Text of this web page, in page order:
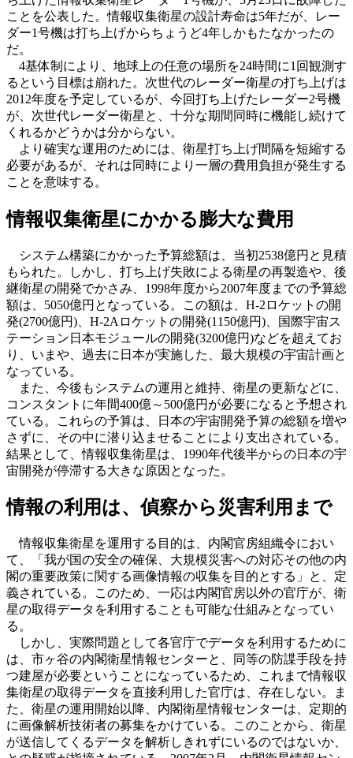
ことを公表した。情報収集衛星の設計寿命は5年だが、レー
ダー1号機は打ち上げからちょうど4年しかもたなかったの
だ。
4基体制により、地球上の任意の場所を24時間に1回観測す
るという目標は崩れた。次世代のレーダー衛星の打ち上げは
2012年度を予定しているが、今回打ち上げたレーダー2号機
が、次世代レーダー衛星と、十分な期間同時に機能し続けて
くれるかどうかは分からない。
より確実な運用のためには、衛星打ち上げ間隔を短縮する
必要があるが、それは同時により一層の費用負担が発生する
ことを意味する。
情報収集衛星にかかる膨大な費用
システム構築にかかった予算総額は、当初2538億円と見積
もられた。しかし、打ち上げ失敗による衛星の再製造や、後
継衛星の開発でかさみ、1998年度から2007年度までの予算総
額は、5050億円となっている。この額は、H-2ロケットの開
発(2700億円)、H-2Aロケットの開発(1150億円)、国際宇宙ス
テーション日本モジュールの開発(3200億円)などを超えてお
り、いまや、過去に日本が実施した、最大規模の宇宙計画と
なっている。
また、今後もシステムの運用と維持、衛星の更新などに、
コンスタントに年間400億～500億円が必要になると予想され
ている。これらの予算は、日本の宇宙開発予算の総額を増や
さずに、その中に潜り込ませることにより支出されている。
結果として、情報収集衛星は、1990年代後半からの日本の宇
宙開発が停滞する大きな原因となった。
情報の利用は、偵察から災害利用まで
情報収集衛星を運用する目的は、内閣官房組織令におい
て、「我が国の安全の確保、大規模災害への対応その他の内
閣の重要政策に関する画像情報の収集を目的とする」と、定
義されている。このため、一応は内閣官房以外の官庁が、衛
星の取得データを利用することも可能な仕組みとなってい
る。
しかし、実際問題として各官庁でデータを利用するために
は、市ヶ谷の内閣衛星情報センターと、同等の防諜手段を持
つ建屋が必要ということになっているため、これまで情報収
集衛星の取得データを直接利用した官庁は、存在しない。ま
た、衛星の運用開始以降、内閣衛星情報センターは、定期的
に画像解析技術者の募集をかけている。このことから、衛星
が送信してくるデータを解析しきれずにいるのではないか、